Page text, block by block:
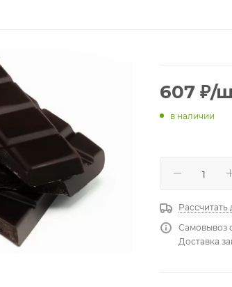
607 ₽/
в наличии
Рассчитать
Самовывоз
Доставка